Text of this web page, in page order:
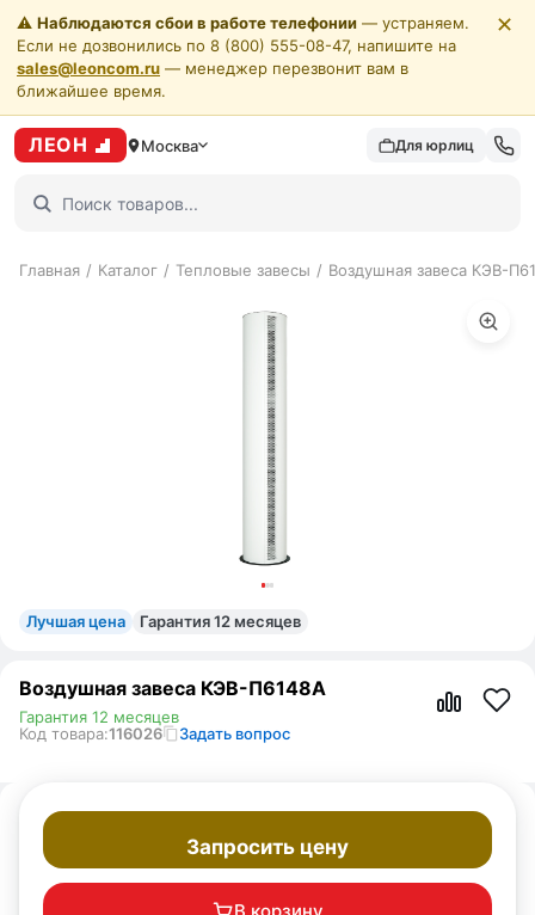
⚠️ Наблюдаются сбои в работе телефонии — устраняем.
Если не дозвонились по 8 (800) 555-08-47, напишите на
sales@leoncom.ru — менеджер перезвонит вам в
ближайшее время.
✕
ЛЕОН Москва Для юрлиц
Главная / Каталог / Тепловые завесы / Воздушная завеса КЭВ-
Лучшая цена Гарантия 12 месяцев
Воздушная завеса КЭВ-П6148A
Код товара:116026 Задать вопрос
Гарантия 12 месяцев
Запросить цену